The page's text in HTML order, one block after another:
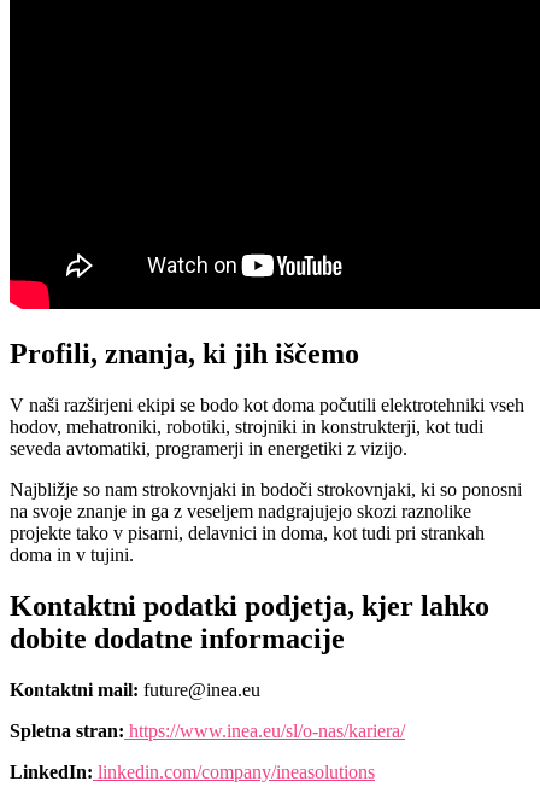
Profili, znanja, ki jih iščemo
V naši razširjeni ekipi se bodo kot doma počutili elektrotehniki vseh
hodov, mehatroniki, robotiki, strojniki in konstrukterji, kot tudi
seveda avtomatiki, programerji in energetiki z vizijo.
Najbližje so nam strokovnjaki in bodoči strokovnjaki, ki so ponosni
na svoje znanje in ga z veseljem nadgrajujejo skozi raznolike
projekte tako v pisarni, delavnici in doma, kot tudi pri strankah
doma in v tujini.
Kontaktni podatki podjetja, kjer lahko
dobite dodatne informacije
Kontaktni mail: future@inea.eu
Spletna stran: https://www.inea.eu/sl/o-nas/kariera/
LinkedIn: linkedin.com/company/ineasolutions